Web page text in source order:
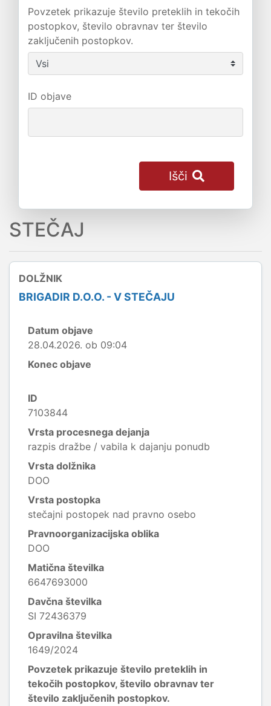
Povzetek prikazuje število preteklih in tekočih
postopkov, število obravnav ter število
zaključenih postopkov.
ID objave
Išči
STEČAJ
DOLŽNIK
BRIGADIR D.O.O. - V STEČAJU
Datum objave
28.04.2026. ob 09:04
Konec objave
ID
7103844
Vrsta procesnega dejanja
razpis dražbe / vabila k dajanju ponudb
Vrsta dolžnika
DOO
Vrsta postopka
stečajni postopek nad pravno osebo
Pravnoorganizacijska oblika
DOO
Matična številka
6647693000
Davčna številka
SI 72436379
Opravilna številka
1649/2024
Povzetek prikazuje število preteklih in
tekočih postopkov, število obravnav ter
število zaključenih postopkov.